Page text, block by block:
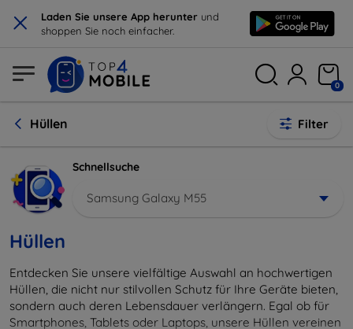
× Laden Sie unsere App herunter und
shoppen Sie noch einfacher.
0
Hüllen Filter
Schnellsuche
Samsung Galaxy M55
Hüllen
Entdecken Sie unsere vielfältige Auswahl an hochwertigen
Hüllen, die nicht nur stilvollen Schutz für Ihre Geräte bieten,
sondern auch deren Lebensdauer verlängern. Egal ob für
Smartphones, Tablets oder Laptops, unsere Hüllen vereinen